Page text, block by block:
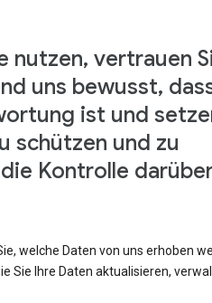
nutzen, vertrauen
uns bewusst,
ist und
schützen und zu
Kontrolle
welche Daten von uns erhoben
Sie Ihre Daten aktualisieren,